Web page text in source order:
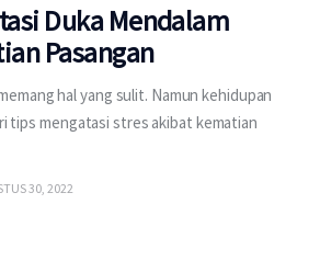
Duka Mendalam
Pasangan
hal yang sulit. Namun kehidupan
tips mengatasi stres akibat kematian
30, 2022